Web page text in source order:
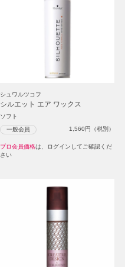
シュワルツコフ
シルエット エア ワックス
ソフト
一般会員 1,560円（税別）
プロ会員価格は、ログインしてご確認くだ
さい